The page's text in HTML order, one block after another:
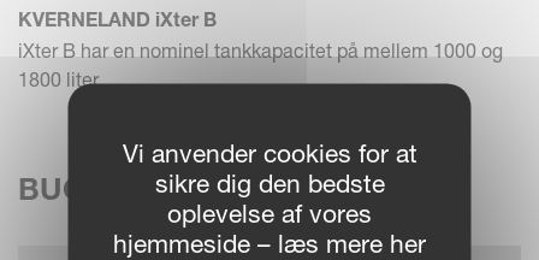
KVERNELAND iXter B
iXter B har en nominel tankkapacitet på mellem 1000 og
1800 liter.
BUGSEREDE SPRØJTER
Vi anvender cookies for at
sikre dig den bedste
oplevelse af vores
hjemmeside – læs mere her